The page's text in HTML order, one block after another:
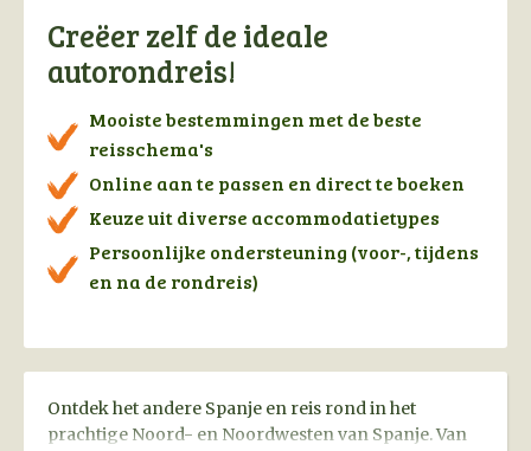
Creëer zelf de ideale
autorondreis!
Mooiste bestemmingen met de beste
reisschema's
Online aan te passen en direct te boeken
Keuze uit diverse accommodatietypes
Persoonlijke ondersteuning (voor-, tijdens
en na de rondreis)
Ontdek het andere Spanje en reis rond in het
prachtige Noord- en Noordwesten van Spanje. Van